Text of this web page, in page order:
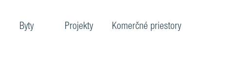
Byty Projekty Komerčné priestory